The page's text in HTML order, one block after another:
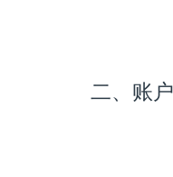
二、账